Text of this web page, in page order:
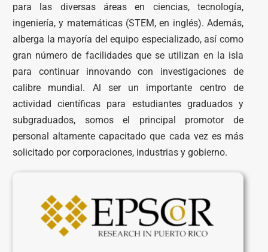
para las diversas áreas en ciencias, tecnología,
ingeniería, y matemáticas (STEM, en inglés). Además,
alberga la mayoría del equipo especializado, así como
gran número de facilidades que se utilizan en la isla
para continuar innovando con investigaciones de
calibre mundial. Al ser un importante centro de
actividad científicas para estudiantes graduados y
subgraduados, somos el principal promotor de
personal altamente capacitado que cada vez es más
solicitado por corporaciones, industrias y gobierno.